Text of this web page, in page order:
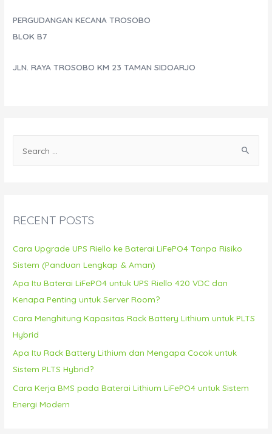
PERGUDANGAN KECANA TROSOBO
BLOK B7
JLN. RAYA TROSOBO KM 23 TAMAN SIDOARJO
hRECENT POSTS
Cara Upgrade UPS Riello ke Baterai LiFePO4 Tanpa Risiko
Sistem (Panduan Lengkap & Aman)
Apa Itu Baterai LiFePO4 untuk UPS Riello 420 VDC dan
Kenapa Penting untuk Server Room?
Cara Menghitung Kapasitas Rack Battery Lithium untuk PLTS
Hybrid
Apa Itu Rack Battery Lithium dan Mengapa Cocok untuk
Sistem PLTS Hybrid?
Cara Kerja BMS pada Baterai Lithium LiFePO4 untuk Sistem
Energi Modern